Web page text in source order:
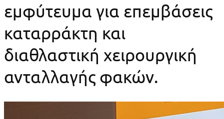
εμφύτευμα για επεμβάσεις
καταρράκτη και
διαθλαστική χειρουργική
ανταλλαγής φακών.